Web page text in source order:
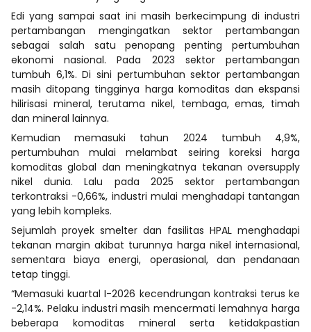
Edi yang sampai saat ini masih berkecimpung di industri
pertambangan mengingatkan sektor pertambangan
sebagai salah satu penopang penting pertumbuhan
ekonomi nasional. Pada 2023 sektor pertambangan
tumbuh 6,1%. Di sini pertumbuhan sektor pertambangan
masih ditopang tingginya harga komoditas dan ekspansi
hilirisasi mineral, terutama nikel, tembaga, emas, timah
dan mineral lainnya.
Kemudian memasuki tahun 2024 tumbuh 4,9%,
pertumbuhan mulai melambat seiring koreksi harga
komoditas global dan meningkatnya tekanan oversupply
nikel dunia. Lalu pada 2025 sektor pertambangan
terkontraksi -0,66%, industri mulai menghadapi tantangan
yang lebih kompleks.
Sejumlah proyek smelter dan fasilitas HPAL menghadapi
tekanan margin akibat turunnya harga nikel internasional,
sementara biaya energi, operasional, dan pendanaan
tetap tinggi.
“Memasuki kuartal I-2026 kecendrungan kontraksi terus ke
-2,14%. Pelaku industri masih mencermati lemahnya harga
beberapa komoditas mineral serta ketidakpastian